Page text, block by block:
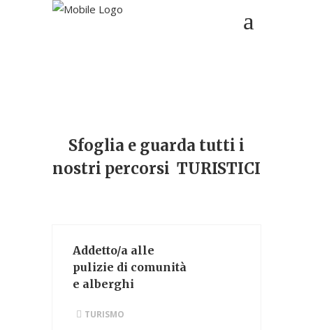
Sfoglia e guarda tutti i
nostri percorsi TURISTICI
Addetto/a alle
pulizie di comunità
e alberghi
TURISMO